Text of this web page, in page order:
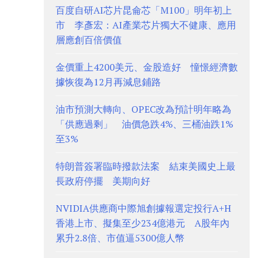
百度自研AI芯片昆侖芯「M100」明年初上
市 李彥宏：AI產業芯片獨大不健康、應用
層應創百倍價值
金價重上4200美元、金股造好 憧憬經濟數
據恢復為12月再減息鋪路
油市預測大轉向、OPEC改為預計明年略為
「供應過剩」 油價急跌4%、三桶油跌1%
至3%
特朗普簽署臨時撥款法案 結束美國史上最
長政府停擺 美期向好
NVIDIA供應商中際旭創據報選定投行A+H
香港上市、擬集至少234億港元 A股年內
累升2.8倍、市值逼5300億人幣